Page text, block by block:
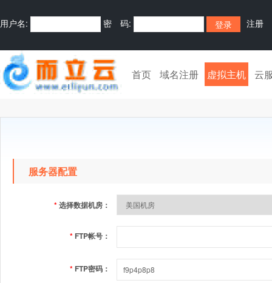
用户名: 密 码: 注册
首页 域名注册 虚拟主机 云
服务器配置
*选择数据机房：
* FTP帐号：
* FTP密码：